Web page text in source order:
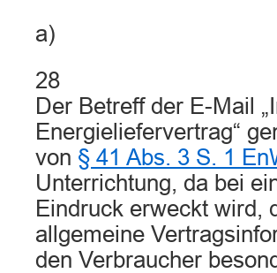
a)
28
Der Betreff der E-Mail
Energieliefervertrag“
von § 41 Abs. 3 S. 1
Unterrichtung, da bei
Eindruck erweckt wird,
allgemeine
den Verbraucher